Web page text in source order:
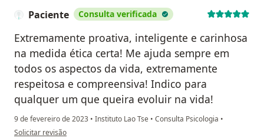
Paciente Consulta verificada
Extremamente proativa, inteligente e carinhosa
na medida ética certa! Me ajuda sempre em
todos os aspectos da vida, extremamente
respeitosa e compreensiva! Indico para
qualquer um que queira evoluir na vida!
9 de fevereiro de 2023 • Instituto Lao Tse • Consulta Psicologia •
na opinião do utilizador Paciente
Solicitar revisão